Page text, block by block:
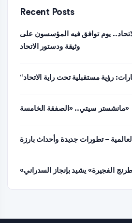
Recent Posts
يوم توافق فيه المؤسسون على
وثيقة ودستور الاتحاد
مانشستر سيتي.. «الصفقة الخامسة»
– تطورات جديدة وأحداث بارزة
الفجيرة» يشيد بإنجاز السدراني